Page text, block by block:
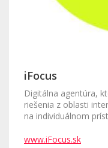
iFocus
Digitálna agentúra,
riešenia z oblasti
na individuálnom
www.iFocus.sk